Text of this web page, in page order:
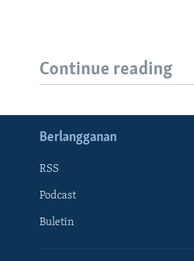
Continue reading
Berlangganan
RSS
Podcast
Buletin